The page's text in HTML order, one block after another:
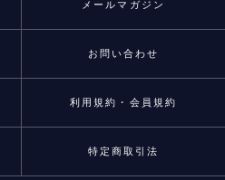
メールマガジン
お問い合わせ
利用規約・会員規約
特定商取引法